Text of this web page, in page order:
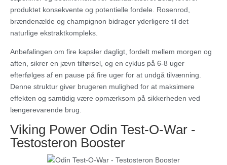
produktet konsekvente og potentielle fordele. Rosenrod,
brændenælde og champignon bidrager yderligere til det
naturlige ekstraktkompleks.
Anbefalingen om fire kapsler dagligt, fordelt mellem morgen og
aften, sikrer en jævn tilførsel, og en cyklus på 6-8 uger
efterfølges af en pause på fire uger for at undgå tilvænning.
Denne struktur giver brugeren mulighed for at maksimere
effekten og samtidig være opmærksom på sikkerheden ved
længerevarende brug.
Viking Power Odin Test-O-War ‐
Testosteron Booster